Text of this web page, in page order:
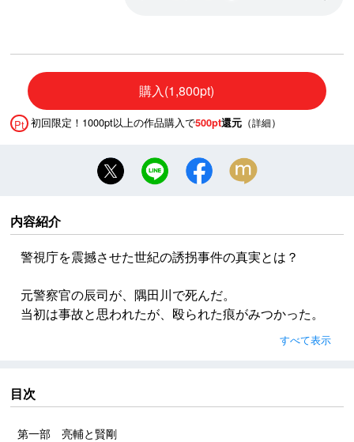
購入(1,800pt)
Pt 初回限定！1000pt以上の作品購入で500pt還元 （詳細）
内容紹介
警視庁を震撼させた世紀の誘拐事件の真実とは？
元警察官の辰司が、隅田川で死んだ。
当初は事故と思われたが、殴られた痕がみつかった。
真面目で正義感溢れる男が、なぜ殺されたのか。
息子の亮輔と幼馴染みの賢剛は、死の謎を追い、賢剛
隅田川で死んだふたり。
そして、史上空前の未解決誘拐事件の真相とは？
男たちの絆と葛藤を描く、慟哭の長編ミステリ！
すべて表示
目次
第一部 亮輔と賢剛